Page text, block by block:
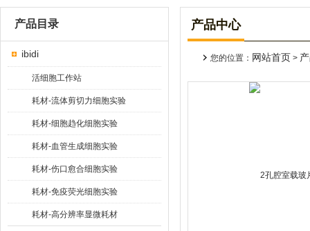
产品目录
ibidi
活细胞工作站
耗材-流体剪切力细胞实验
耗材-细胞趋化细胞实验
耗材-血管生成细胞实验
耗材-伤口愈合细胞实验
耗材-免疫荧光细胞实验
耗材-高分辨率显微耗材
产品中心
您的位置： 网站首页 >